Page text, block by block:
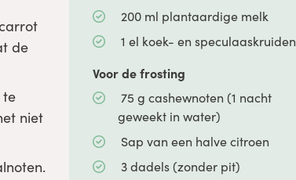
de
te
niet
200 ml plantaardige melk
1 el koek- en speculaaskruiden
Voor de frosting
75 g cashewnoten (1 nacht
geweekt in water)
Sap van een halve citroen
3dadels(zonder pit)